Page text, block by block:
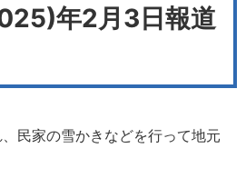
年2月3日報道
民家の雪かきなどを行って地元